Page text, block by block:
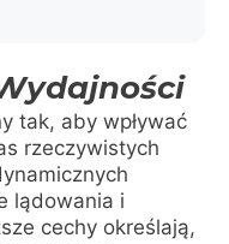
tak, aby wpływać
rzeczywistych
lądowania i
cechy określają,